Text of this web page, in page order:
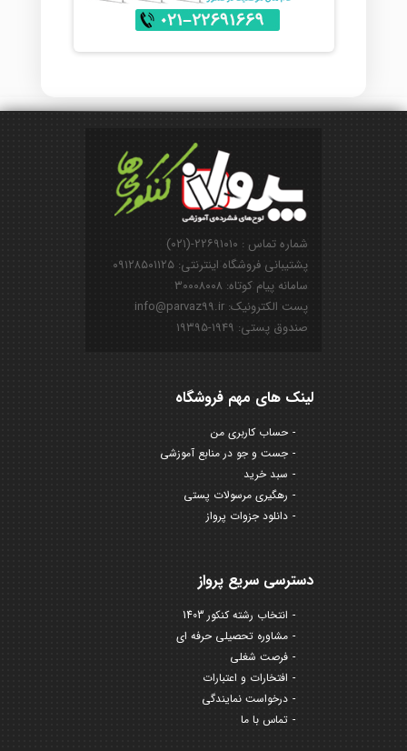
شماره تماس : ۲۲۶۹۱۰۱۰-(۰۲۱)
پشتیبانی فروشگاه اینترنتی: ۰۹۱۲۸۵۰۱۱۲۵
سامانه پیام کوتاه: ۳۰۰۰۸۰۰۸
پست الکترونیک: info@parvaz99.ir
صندوق پستی: ۱۹۴۹-۱۹۳۹۵
لینک های مهم فروشگاه
حساب کاربری من
جست و جو در منابع آموزشی
سبد خرید
رهگیری مرسولات پستی
دانلود جزوات پرواز
دسترسی سریع پرواز
انتخاب رشته کنکور 1403
مشاوره تحصیلی حرفه ای
فرصت شغلی
افتخارات و اعتبارات
درخواست نمایندگی
تماس با ما